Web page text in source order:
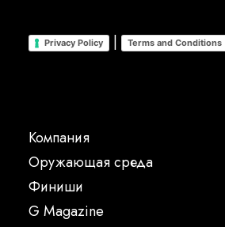
Privacy Policy | Terms and Conditions
Компания
Oружающая среда
Финиши
G Magazine